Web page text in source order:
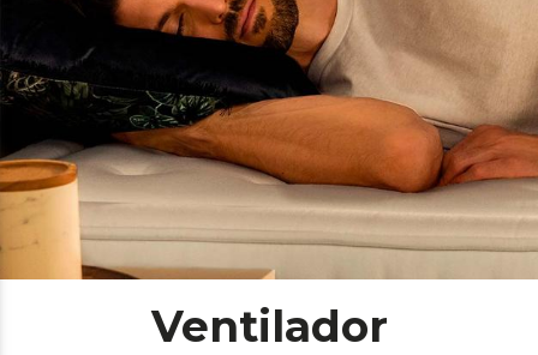
Ventilador